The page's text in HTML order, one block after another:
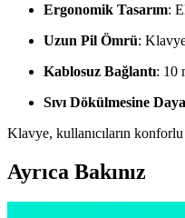
Ergonomik Tasarım:
Uzun Pil Ömrü:
Kablosuz Bağlantı: 10
Sıvı Dökülmesine
Klavye, kullanıcıların
Ayrıca Bakınız